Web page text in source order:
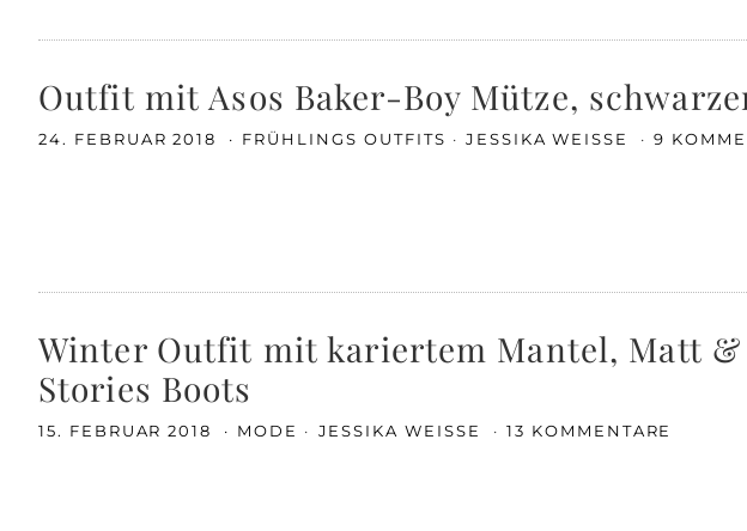
Outfit mit Asos Baker-Boy Mütze,
24. FEBRUAR 2018 FRÜHLINGS OUTFITS JESSIKA WEISSE 9
Winter Outfit mit kariertem Mantel, Matt &
Stories Boots
15. FEBRUAR 2018 MODE JESSIKA WEISSE 13 KOMMENTARE